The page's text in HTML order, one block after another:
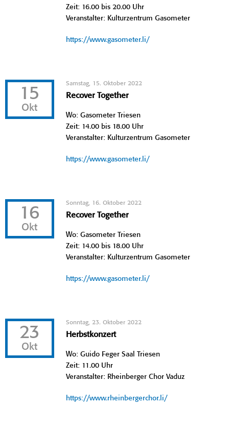
Zeit: 16.00 bis 20.00 Uhr
Veranstalter: Kulturzentrum Gasometer
https://www.gasometer.li/
15
Okt
Samstag, 15. Oktober 2022
Recover Together
Wo: Gasometer Triesen
Zeit: 14.00 bis 18.00 Uhr
Veranstalter: Kulturzentrum Gasometer
https://www.gasometer.li/
16
Okt
Sonntag, 16. Oktober 2022
Recover Together
Wo: Gasometer Triesen
Zeit: 14.00 bis 18.00 Uhr
Veranstalter: Kulturzentrum Gasometer
https://www.gasometer.li/
23
Okt
Sonntag, 23. Oktober 2022
Herbstkonzert
Wo: Guido Feger Saal Triesen
Zeit: 11.00 Uhr
Veranstalter: Rheinberger Chor Vaduz
https://www.rheinbergerchor.li/